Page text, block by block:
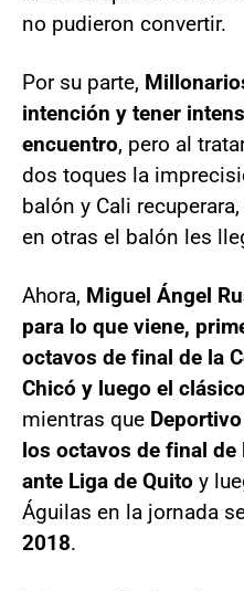
no pudieron convertir.
Por su parte,
intención y tener
encuentro, pero al
dos toques la
balón y Cali
en otras el balón les
Ahora, Miguel Ángel
para lo que viene,
octavos de final de la
Chicó y luego el
mientras que
los octavos de final de
ante Liga de Quito y
Águilas en la jornada
2018.